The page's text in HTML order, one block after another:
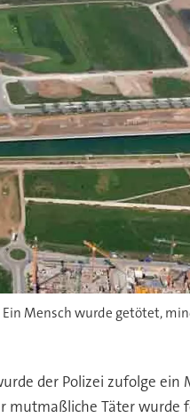
Mensch wurde getötet,
der Polizei zufolge ein
mutmaßliche Täter wurde